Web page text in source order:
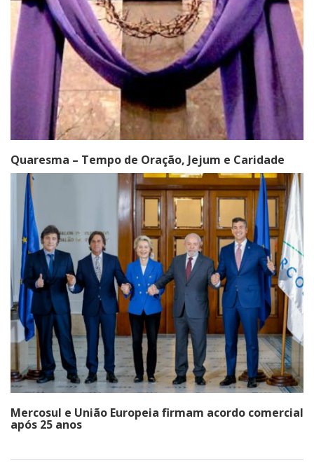
Quaresma – Tempo de Oração, Jejum e Caridade
Mercosul e União Europeia firmam acordo comercial
após 25 anos